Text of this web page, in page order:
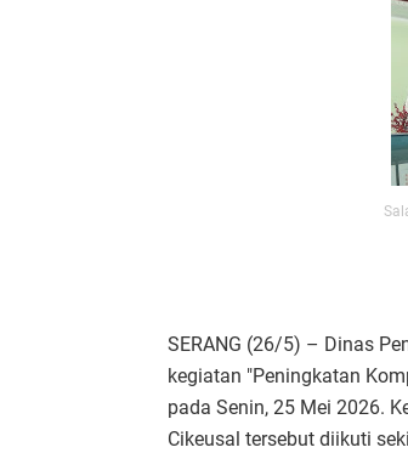
SERANG (26/5) – Dinas
kegiatan "Peningkatan
pada Senin, 25 Mei 2026.
Cikeusal tersebut diikuti